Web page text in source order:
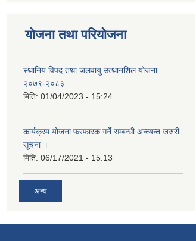
योजना तथा परियोजना
स्थानिय विपद तथा जलवायु उत्थानशिल योजना
२०७९-२०८३
मिति: 01/04/2023 - 15:24
कार्यक्रम योजना फरफारक गर्ने सम्बन्धी अन्त्यन्त जरुरी
सूचना ।
मिति: 06/17/2021 - 15:13
अन्य